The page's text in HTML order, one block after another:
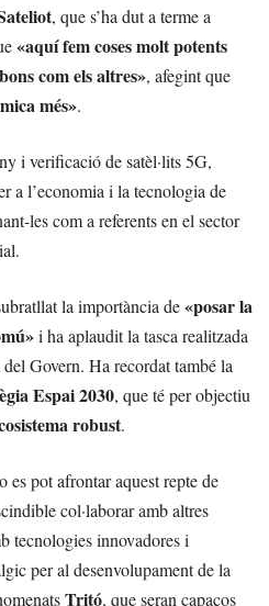
, que s’ha dut a terme a
«aquí fem coses molt potents
com els altres», afegint que
més».
i verificació de satèl·lits 5G,
a l’economia i la tecnologia de
les com a referents en el sector
la importància de«posar la
i ha aplaudit la tasca realitzada
Govern. Ha recordat també la
Espai 2030, que té per objectiu
robust.
es pot afrontar aquest repte de
col·laborar amb altres
tecnologies innovadores i
per al desenvolupament de la
Tritó, que seran capaços